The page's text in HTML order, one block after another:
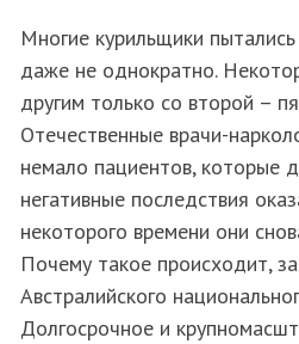
Многие курильщики
даже не однократно.
другим только со второй –
Отечественные врачи-
немало пациентов, которые
негативные последствия
некоторого времени они
Почему такое происходит,
Австралийского
Долгосрочное и